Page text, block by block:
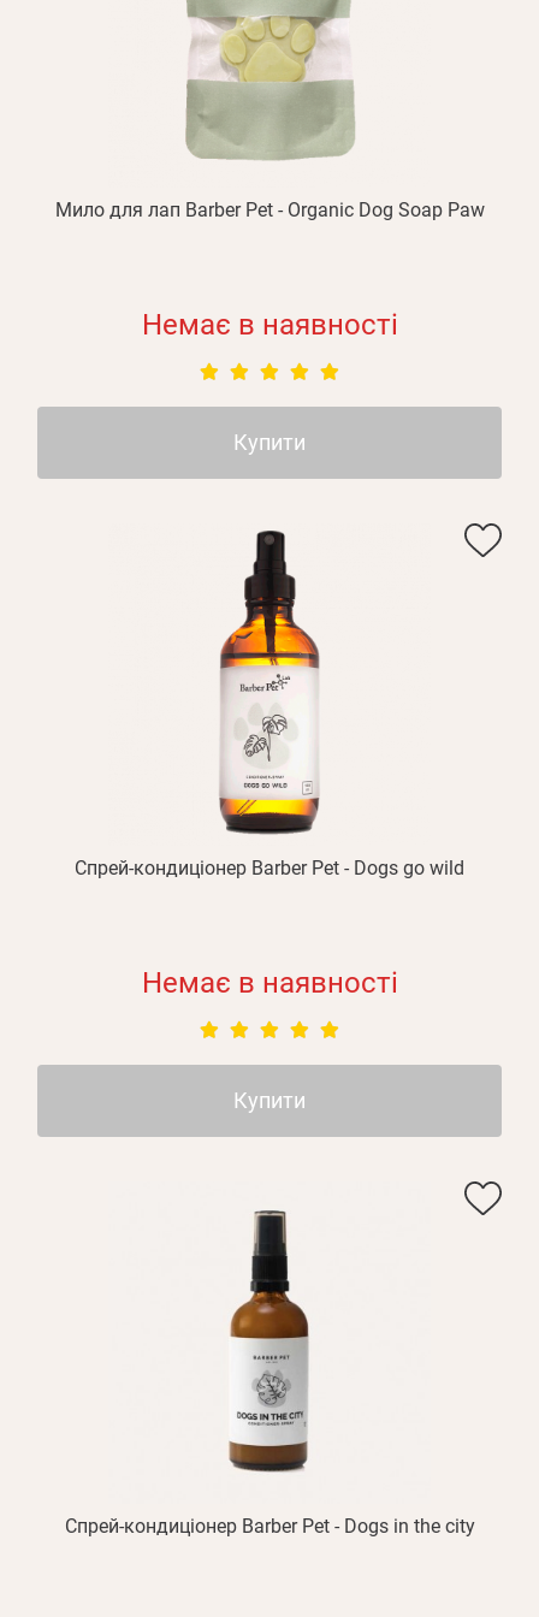
Мило для лап Barber Pet - Organic Dog Soap Paw
Немає в наявності
Купити
Спрей-кондиціонер Barber Pet - Dogs go wild
Немає в наявності
Купити
Спрей-кондиціонер Barber Pet - Dogs in the city